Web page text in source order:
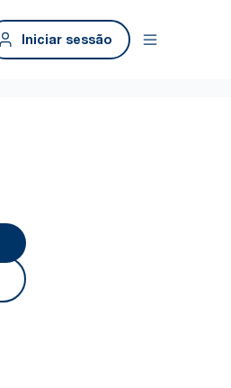
Iniciar sessão